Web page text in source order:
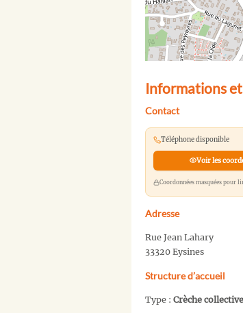
Informations
Contact
Téléphone disponible
Voir les
Coordonnées masquées pour
Adresse
Rue Jean Lahary
33320 Eysines
Structure d’accueil
Type : Crèche collective